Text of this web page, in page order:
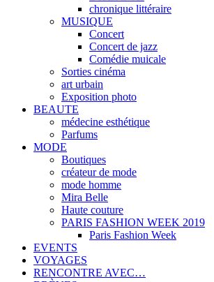
chronique littéraire
MUSIQUE
Concert
Concert de jazz
Comédie muicale
Sorties cinéma
art urbain
Exposition photo
BEAUTE
médecine esthétique
Parfums
MODE
Boutiques
créateur de mode
mode homme
Mira Belle
Haute couture
PARIS FASHION WEEK 2019
Paris Fashion Week
EVENTS
VOYAGES
RENCONTRE AVEC…